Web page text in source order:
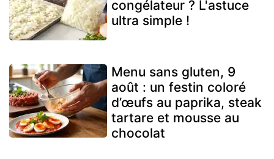
congélateur ? L'astuce
ultra simple !
Menu sans gluten, 9
août : un festin coloré
d’œufs au paprika, steak
tartare et mousse au
chocolat